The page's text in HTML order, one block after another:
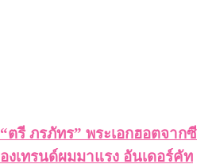
ตรี ภรภัทร” พระเอกฮอตจากซี
งเทรนด์ผมมาแรง อันเดอร์คัท